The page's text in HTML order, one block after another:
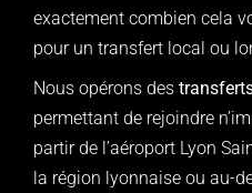
exactement combien cela
pour un transfert local ou
Nous opérons des
permettant de rejoindre
partir de l’aéroport Lyon
la région lyonnaise ou au-